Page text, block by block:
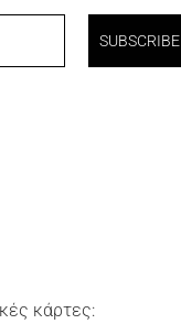
SUBSCRIBE
κάρτες: